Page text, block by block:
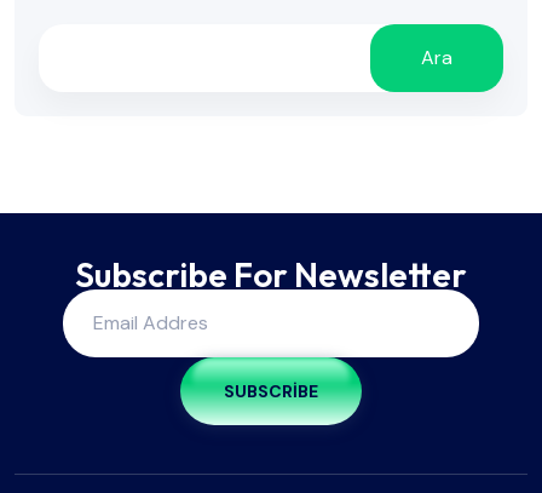
Ara
Subscribe For Newsletter
SUBSCRIBE